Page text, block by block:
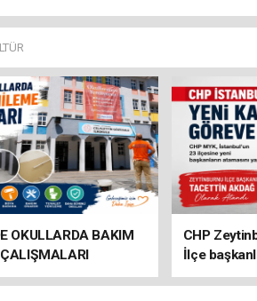
OKULLARDA BAKIM
CHP
İlçe
atandı